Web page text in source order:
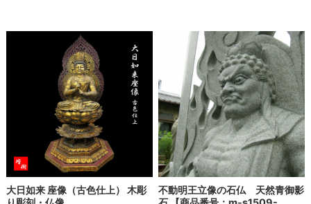
大日如来 座像（古色仕上） 木彫
不動明王立像の石仏 天然青御影